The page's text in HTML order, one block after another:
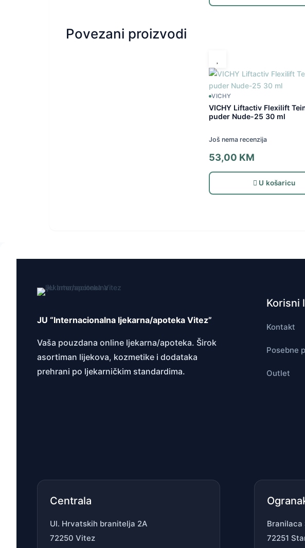
Povezani proizvodi
VICHY
VICHY Liftactiv Flexilift
puder Nude-25 30 ml
Još nema recenzija
53,00 KM
U košaricu
JU “Internacionalna ljekarna/apoteka Vitez”
Vaša pouzdana online ljekarna/apoteka. Širok
asortiman lijekova, kozmetike i dodataka
prehrani po ljekarničkim standardima.
Korisni
Kontakt
Posebne
Outlet
Centrala
Ul. Hrvatskih branitelja 2A
72250 Vitez
Branilaca
72251